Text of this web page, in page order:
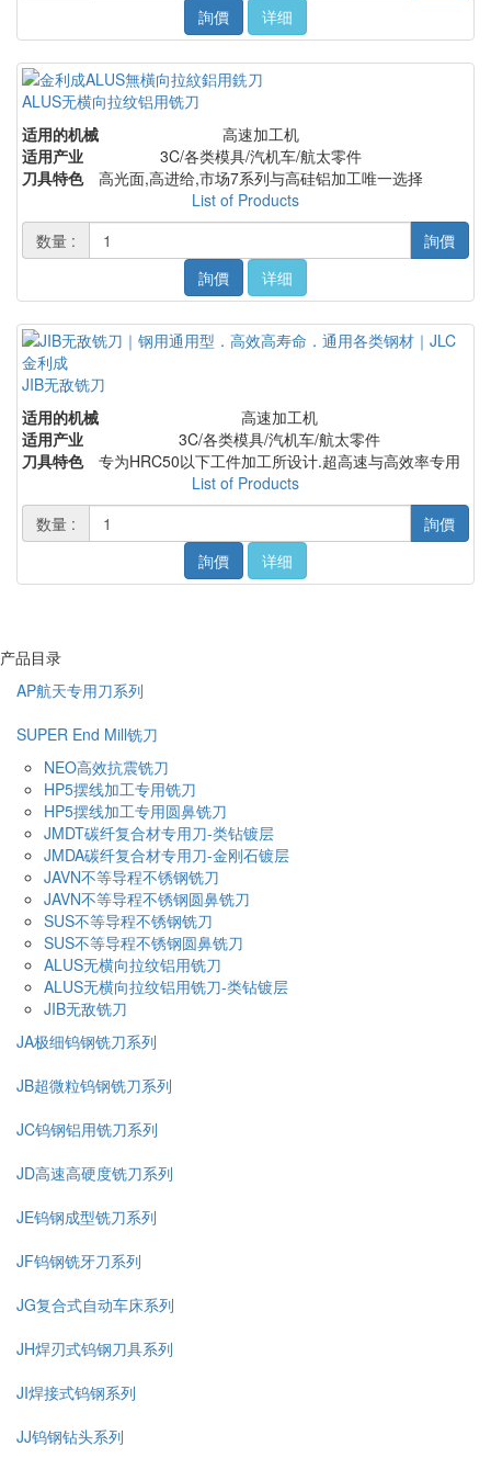
詢價
详细
ALUS无横向拉纹铝用铣刀
适用的机械
高速加工机
适用产业
3C/各类模具/汽机车/航太零件
刀具特色
高光面,高进给,市场7系列与高硅铝加工唯一选择
List of Products
数量 :
詢價
詢價
详细
JIB无敌铣刀
适用的机械
高速加工机
适用产业
3C/各类模具/汽机车/航太零件
刀具特色
专为HRC50以下工件加工所设计.超高速与高效率专用
List of Products
数量 :
詢價
詢價
详细
产品目录
AP航天专用刀系列
SUPER End Mill铣刀
NEO高效抗震铣刀
HP5摆线加工专用铣刀
HP5摆线加工专用圆鼻铣刀
JMDT碳纤复合材专用刀-类钻镀层
JMDA碳纤复合材专用刀-金刚石镀层
JAVN不等导程不锈钢铣刀
JAVN不等导程不锈钢圆鼻铣刀
SUS不等导程不锈钢铣刀
SUS不等导程不锈钢圆鼻铣刀
ALUS无横向拉纹铝用铣刀
ALUS无横向拉纹铝用铣刀-类钻镀层
JIB无敌铣刀
JA极细钨钢铣刀系列
JB超微粒钨钢铣刀系列
JC钨钢铝用铣刀系列
JD高速高硬度铣刀系列
JE钨钢成型铣刀系列
JF钨钢铣牙刀系列
JG复合式自动车床系列
JH焊刃式钨钢刀具系列
JI焊接式钨钢系列
JJ钨钢钻头系列